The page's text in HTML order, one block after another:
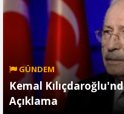
GÜNDEM
Kemal
Açıklama